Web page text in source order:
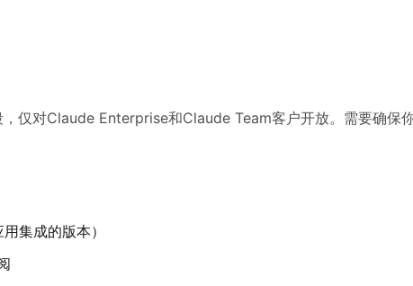
仅对Claude Enterprise和Claude Team客户开放。需要确保
集成的版本）